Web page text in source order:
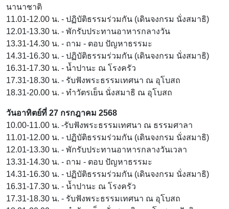
นานาชาติ
11.01-12.00 น. - ปฏิบัติธรรมร่วมกัน (เดินจงกรม นั่งสมาธิ)
12.01-13.30 น. - พักรับประทานอาหารกลางวัน
13.31-14.30 น. - ถาม - ตอบ ปัญหาธรรมะ
14.31-16.30 น. - ปฏิบัติธรรมร่วมกัน (เดินจงกรม นั่งสมาธิ)
16.31-17.30 น. - น้ำปานะ ณ โรงครัว
17.31-18.30 น. - รับฟังพระธรรมเทศนา ณ อุโบสถ
18.31-20.00 น. - ทำวัตรเย็น นั่งสมาธิ ณ อุโบสถ
วันอาทิตย์ที่ 27 กรกฎาคม 2568
10.00-11.00 น. -รับฟังพระธรรมเทศนา ณ ธรรมศาลา
11.01-12.00 น. - ปฏิบัติธรรมร่วมกัน (เดินจงกรม นั่งสมาธิ)
12.01-13.30 น. - พักรับประทานอาหารกลางวันเวลา
13.31-14.30 น. - ถาม - ตอบ ปัญหาธรรมะ
14.31-16.30 น. - ปฏิบัติธรรมร่วมกัน (เดินจงกรม นั่งสมาธิ)
16.31-17.30 น. - น้ำปานะ ณ โรงครัว
17.31-18.30 น. - รับฟังพระธรรมเทศนา ณ อุโบสถ